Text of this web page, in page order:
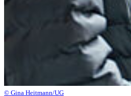
© Gina Heitmann/UG